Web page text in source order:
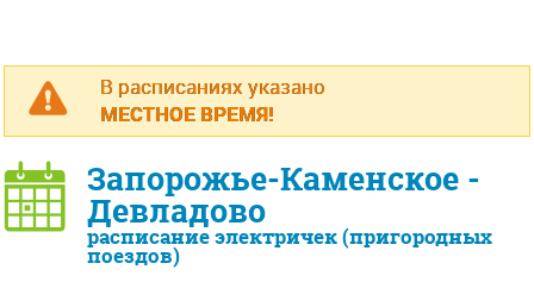
В расписаниях указано
МЕСТНОЕ ВРЕМЯ!
Запорожье-Каменское -
Девладово
расписание электричек (пригородных
поездов)